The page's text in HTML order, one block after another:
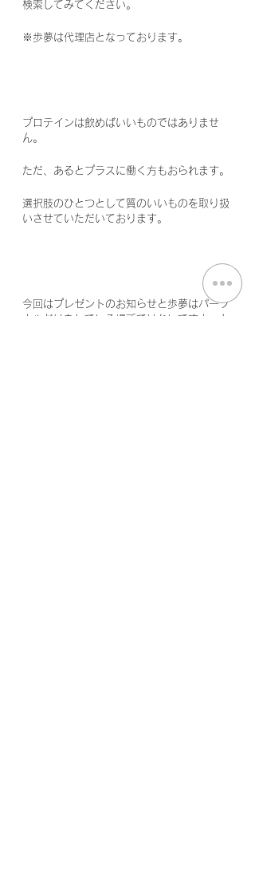
検索してみてください。
※歩夢は代理店となっております。
プロテインは飲めばいいものではありませ
ん。
ただ、あるとプラスに働く方もおられます。
選択肢のひとつとして質のいいものを取り扱
いさせていただいております。
今回はプレゼントのお知らせと歩夢はパーソ
ナルだけをしている場所ではないですよ～と